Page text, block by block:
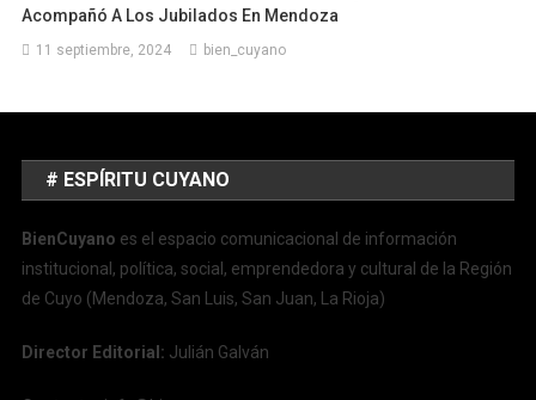
Acompañó A Los Jubilados En Mendoza
11 septiembre, 2024 bien_cuyano
# ESPÍRITU CUYANO
BienCuyano es el espacio comunicacional de información
institucional, política, social, emprendedora y cultural de la Región
de Cuyo (Mendoza, San Luis, San Juan, La Rioja)
Director Editorial: Julián Galván